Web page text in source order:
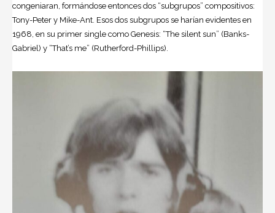
congeniaran, formándose entonces dos “subgrupos” compositivos:
Tony-Peter y Mike-Ant. Esos dos subgrupos se harían evidentes en
1968, en su primer single como Genesis: “The silent sun” (Banks-
Gabriel) y “That’s me” (Rutherford-Phillips).